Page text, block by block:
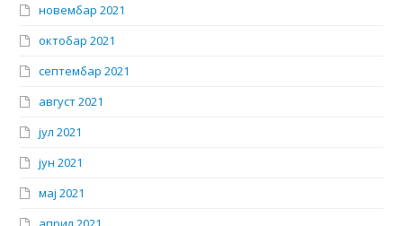
новембар 2021
октобар 2021
септембар 2021
август 2021
јул 2021
јун 2021
мај 2021